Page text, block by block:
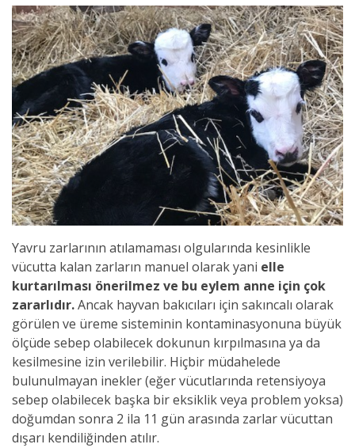
Yavru zarlarının atılamaması olgularında kesinlikle
vücutta kalan zarların manuel olarak yani elle
kurtarılması önerilmez ve bu eylem anne için çok
zararlıdır.Ancak hayvan bakıcıları için sakıncalı olarak
görülen ve üreme sisteminin kontaminasyonuna büyük
ölçüde sebep olabilecek dokunun kırpılmasına ya da
kesilmesine izin verilebilir. Hiçbir müdahelede
bulunulmayan inekler (eğer vücutlarında retensiyoya
sebep olabilecek başka bir eksiklik veya problem yoksa)
doğumdan sonra 2 ila 11 gün arasında zarlar vücuttan
dışarı kendiliğinden atılır.